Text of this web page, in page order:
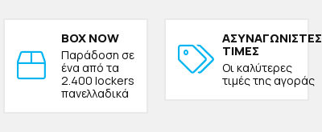
BOX NOW
Παράδοση σε
ένα από τα
2.400 lockers
πανελλαδικά
ΑΣΥΝΑΓΩΝΙΣΤΕΣ
ΤΙΜΕΣ
Οι καλύτερες
τιμές της αγοράς